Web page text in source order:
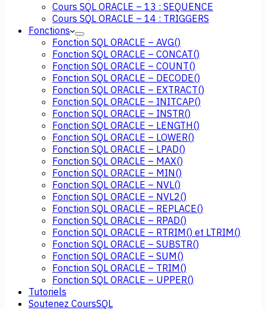
Cours SQL ORACLE – 13 : SEQUENCE
Cours SQL ORACLE – 14 : TRIGGERS
Fonctions
Fonction SQL ORACLE – AVG()
Fonction SQL ORACLE – CONCAT()
Fonction SQL ORACLE – COUNT()
Fonction SQL ORACLE – DECODE()
Fonction SQL ORACLE – EXTRACT()
Fonction SQL ORACLE – INITCAP()
Fonction SQL ORACLE – INSTR()
Fonction SQL ORACLE – LENGTH()
Fonction SQL ORACLE – LOWER()
Fonction SQL ORACLE – LPAD()
Fonction SQL ORACLE – MAX()
Fonction SQL ORACLE – MIN()
Fonction SQL ORACLE – NVL()
Fonction SQL ORACLE – NVL2()
Fonction SQL ORACLE – REPLACE()
Fonction SQL ORACLE – RPAD()
Fonction SQL ORACLE – RTRIM() et LTRIM()
Fonction SQL ORACLE – SUBSTR()
Fonction SQL ORACLE – SUM()
Fonction SQL ORACLE – TRIM()
Fonction SQL ORACLE – UPPER()
Tutoriels
Soutenez CoursSQL